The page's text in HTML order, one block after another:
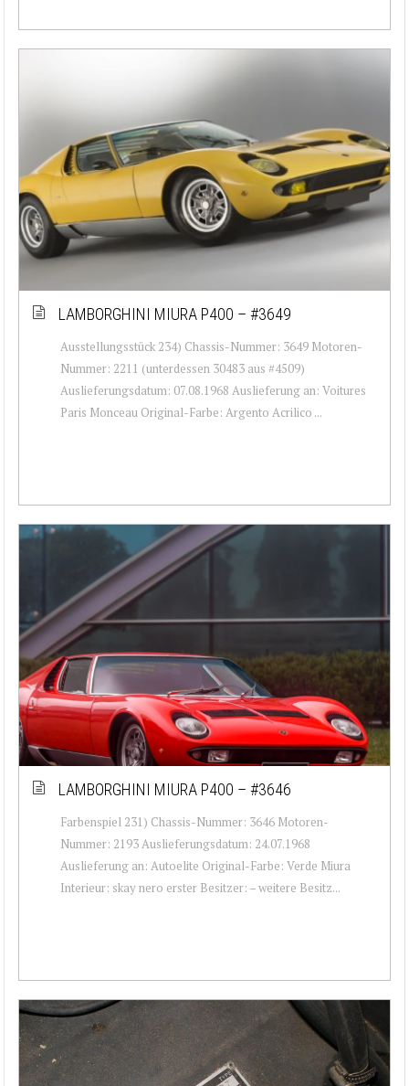
LAMBORGHINI MIURA P400 – #3649
Ausstellungsstück 234) Chassis-Nummer: 3649 Motoren-
Nummer: 2211 (unterdessen 30483 aus #4509)
Auslieferungsdatum: 07.08.1968 Auslieferung an: Voitures
Paris Monceau Original-Farbe: Argento Acrilico ...
LAMBORGHINI MIURA P400 – #3646
Farbenspiel 231) Chassis-Nummer: 3646 Motoren-
Nummer: 2193 Auslieferungsdatum: 24.07.1968
Auslieferung an: Autoelite Original-Farbe: Verde Miura
Interieur: skay nero erster Besitzer: – weitere Besitz...